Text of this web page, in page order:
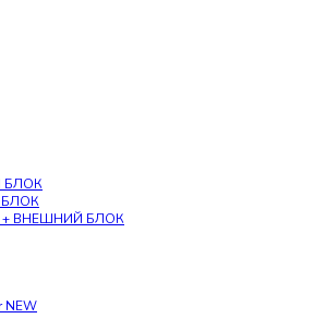
БЛОК
БЛОК
+ ВНЕШНИЙ БЛОК
NEW